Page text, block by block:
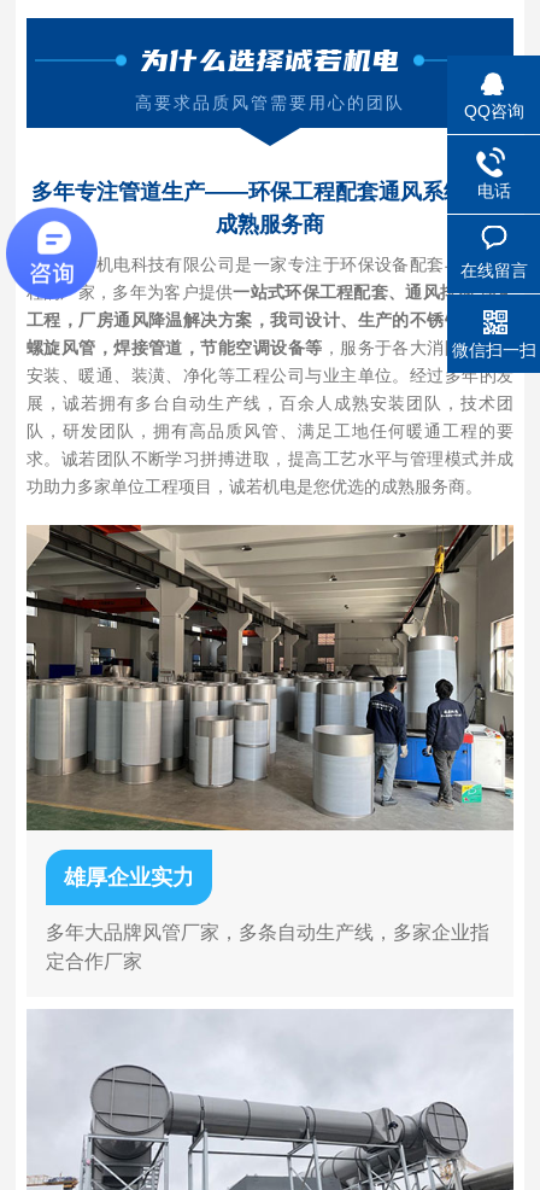
为什么选择诚若机电
高要求品质风管需要用心的团队
多年专注管道生产——环保工程配套通风系统配套
成熟服务商
常州诚若机电科技有限公司是一家专注于环保设备配套与通风工
程的厂家，多年为客户提供一站式环保工程配套、通风排烟 净化
工程，厂房通风降温解决方案，我司设计、生产的不锈钢风管，
螺旋风管，焊接管道，节能空调设备等 ，服务于各大消防、建筑
安装、暖通、装潢、净化等工程公司与业主单位。经过多年的发
展，诚若拥有多台自动生产线，百余人成熟安装团队，技术团
队，研发团队，拥有高品质风管、满足工地任何暖通工程的要
求。诚若团队不断学习拼搏进取，提高工艺水平与管理模式并成
功助力多家单位工程项目，诚若机电是您优选的成熟服务商。
雄厚企业实力
多年大品牌风管厂家，多条自动生产线，多家企业指
定合作厂家
QQ咨询
电话
在线留言
微信扫一扫